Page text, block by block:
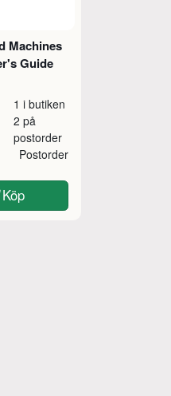
Machines
Guide
1 i butiken
2 på
postorder
Postorder
Köp